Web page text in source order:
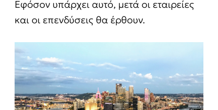
Εφόσον υπάρχει αυτό, μετά οι εταιρείες
και οι επενδύσεις θα έρθουν.